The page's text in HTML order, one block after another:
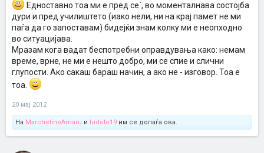
Едноставно тоа ми е пред се`, во моменталнава состојба
дури и пред училиштето (иако нели, ни на крај памет не ми
паѓа да го запоставам) бидејќи знам колку ми е неопходно
во ситуацијава.
Мразам кога вадат беспотребни оправдувања како: немам
време, врне, не ми е нешто добро, ми се спие и слични
глупости. Ако сакаш бараш начин, а ако не - изговор. Тоа е
тоа.
20 мај 2012
На MarchelineAmaru и ludoto19 им се допаѓа ова.